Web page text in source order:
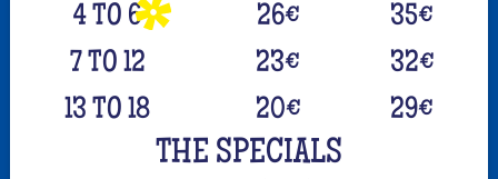
4 TO 6 26€ 35€
7 TO 12
23€ 32€
13 TO 18
20€ 29€
THE SPECIALS